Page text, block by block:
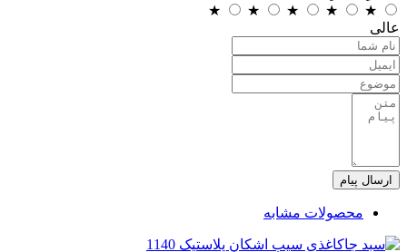
★
★
★
★
★
عالی
ارسال پیام
محصولات مشابه